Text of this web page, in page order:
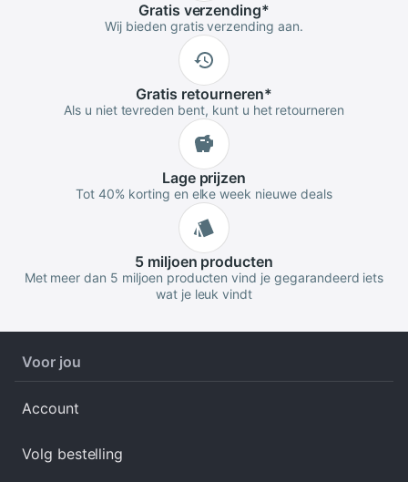
Gratis verzending*
Wij bieden gratis verzending aan.
Gratis retourneren*
Als u niet tevreden bent, kunt u het retourneren
Lageprijzen
Tot 40% korting en elke week nieuwe deals
5 miljoen producten
Met meer dan 5 miljoen producten vind je gegarandeerd iets
wat je leuk vindt
Voor jou
Account
Volg bestelling